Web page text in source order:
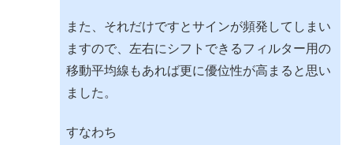
また、それだけですとサインが頻発してしまい
ますので、左右にシフトできるフィルター用の
移動平均線もあれば更に優位性が高まると思い
ました。
すなわち